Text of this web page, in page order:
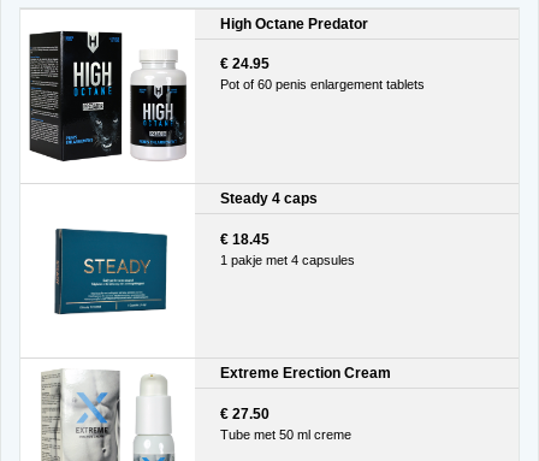
High Octane Predator
€ 24.95
Pot of 60 penis enlargement tablets
Steady 4 caps
€ 18.45
1 pakje met 4 capsules
Extreme Erection Cream
€ 27.50
Tube met 50 ml creme